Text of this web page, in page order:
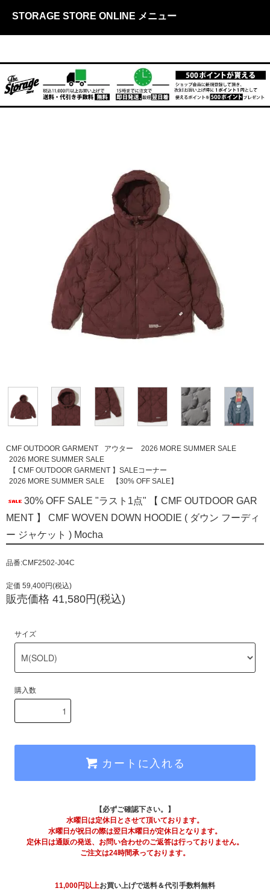
STORAGE STORE ONLINE メニュー
CMF OUTDOOR GARMENT アウター
2026 MORE SUMMER SALE
2026 MORE SUMMER SALE
【 CMF OUTDOOR GARMENT 】SALEコーナー
2026 MORE SUMMER SALE
【30% OFF SALE】
30% OFF SALE "ラスト1点" 【 CMF OUTDOOR GAR
MENT 】 CMF WOVEN DOWN HOODIE ( ダウン フーディ
ー ジャケット ) Mocha
品番:CMF2502-J04C
定価 59,400円(税込)
販売価格 41,580円(税込)
サイズ
購入数
カートに入れる
【必ずご確認下さい。】
水曜日は定休日とさせて頂いております。
水曜日が祝日の際は翌日木曜日が定休日となります。
定休日は通販の発送、お問い合わせのご返答は行っておりません。
ご注文は24時間承っております。
11,000円以上お買い上げで送料＆代引手数料無料